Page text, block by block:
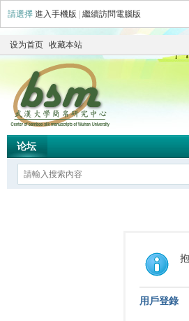
請選擇 進入手機版 繼續訪問電腦版
设为首页 收藏本站
论坛
用戶登錄